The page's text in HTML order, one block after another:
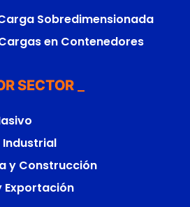
Sobredimensionada
en Contenedores
SECTOR
y Construcción
Exportación